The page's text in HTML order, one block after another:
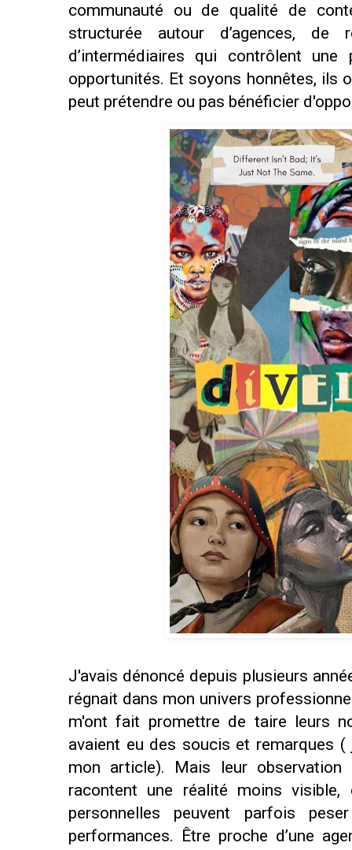
communauté ou de qualité de
structurée autour d’agences,
d’intermédiaires qui contrôlent
opportunités. Et soyons honnêtes, ils
peut prétendre ou pas bénéficier
J'avais dénoncé depuis plusieurs
régnait dans mon univers
m'ont fait promettre de taire leurs
avaient eu des soucis et remarques
mon article). Mais leur
racontent une réalité moins
personnelles peuvent parfois
performances. Être proche d’une